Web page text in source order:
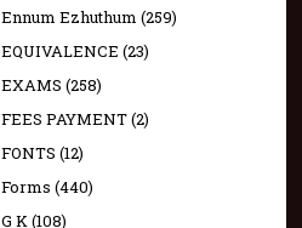
Ennum Ezhuthum (259)
EQUIVALENCE (23)
EXAMS (258)
FEES PAYMENT(2)
FONTS (12)
Forms (440)
G K(108)